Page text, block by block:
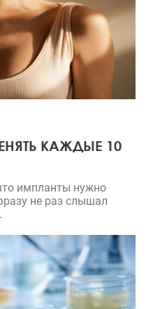
КАЖДЫЕ 10
импланты нужно
не раз слышал